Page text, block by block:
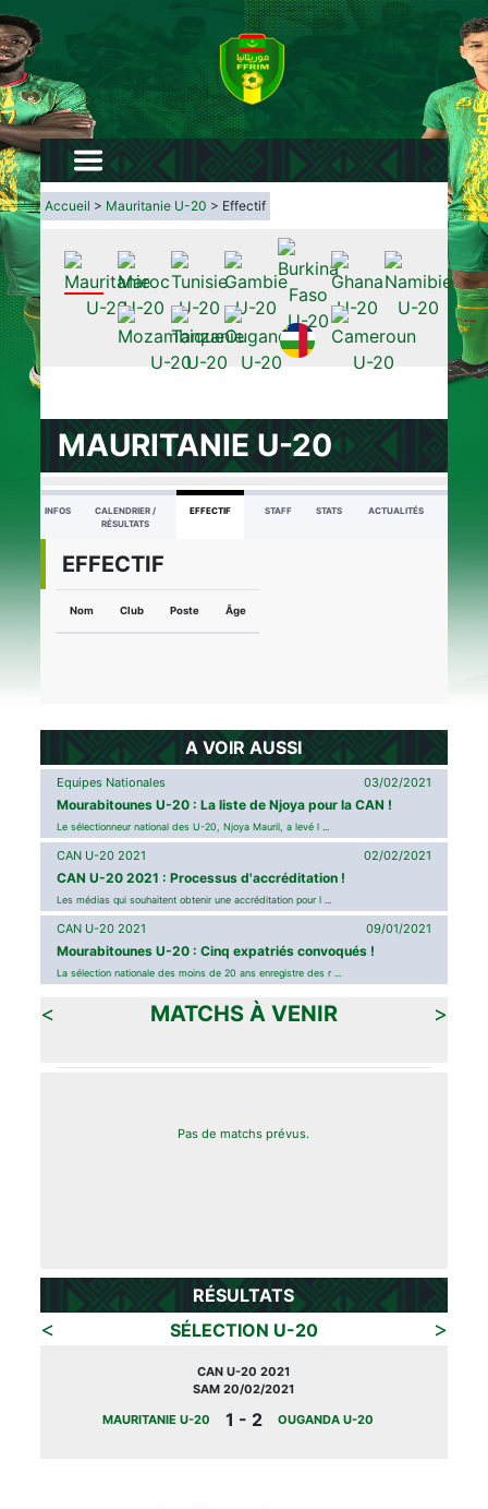
Accueil > Mauritanie U-20 > Effectif
MAURITANIE U-20
INFOS
CALENDRIER /
RÉSULTATS
EFFECTIF STAFF STATS ACTUALITÉS
EFFECTIF
Nom Club Poste Âge
A VOIR AUSSI
Equipes Nationales 03/02/2021
Mourabitounes U-20 : La liste de Njoya pour la CAN !
Le sélectionneur national des U-20, Njoya Mauril, a levé l ...
CAN U-20 2021 02/02/2021
CAN U-20 2021 : Processus d'accréditation !
Les médias qui souhaitent obtenir une accréditation pour l ...
CAN U-20 2021 09/01/2021
Mourabitounes U-20 : Cinq expatriés convoqués !
La sélection nationale des moins de 20 ans enregistre des r ...
< MATCHS À VENIR >
Pas de matchs prévus.
RÉSULTATS
< SÉLECTION U-20 >
CAN U-20 2021
SAM 20/02/2021
MAURITANIE U-20
1 - 2 OUGANDA U-20